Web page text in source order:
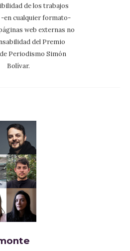
de los trabajos
en cualquier formato-
web externas no
del Premio
Periodismo Simón
Bolívar.